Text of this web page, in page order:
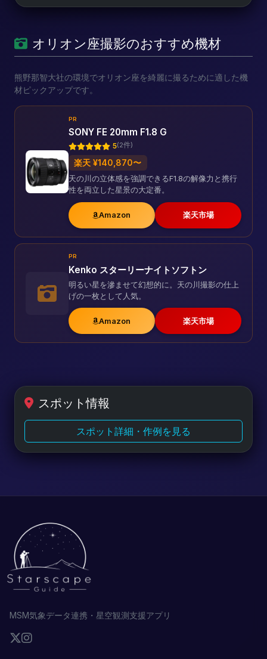
オリオン座撮影のおすすめ機材
熊野那智大社の環境でオリオン座を綺麗に撮るために適した機
材ピックアップです。
PR
SONY FE 20mm F1.8 G
5(2件)
楽天 ¥140,870〜
天の川の立体感を強調できるF1.8の解像力と携行
性を両立した星景の大定番。
Amazon 楽天市場
PR
Kenko スターリーナイトソフトン
明るい星を滲ませて幻想的に。天の川撮影の仕上
げの一枚として人気。
Amazon 楽天市場
スポット情報
スポット詳細・作例を見る
MSM気象データ連携・星空観測支援アプリ